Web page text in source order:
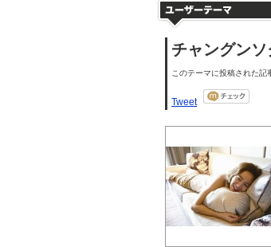
チャングンソ
このテーマに投稿された
Tweet